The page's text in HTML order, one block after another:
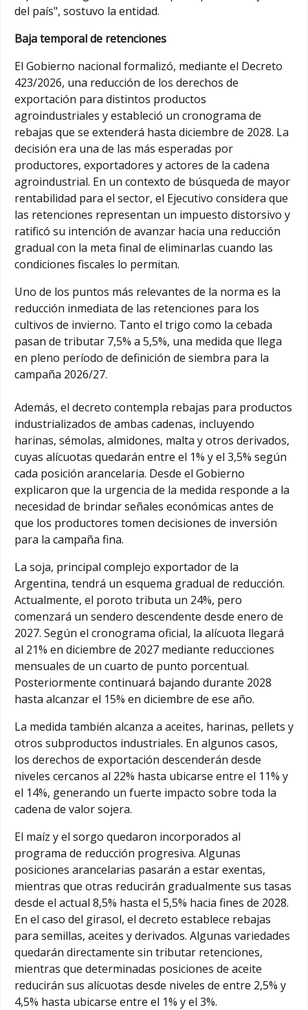
del país", sostuvo la entidad.
Baja temporal de retenciones
El Gobierno nacional formalizó, mediante el Decreto
423/2026, una reducción de los derechos de
exportación para distintos productos
agroindustriales y estableció un cronograma de
rebajas que se extenderá hasta diciembre de 2028. La
decisión era una de las más esperadas por
productores, exportadores y actores de la cadena
agroindustrial. En un contexto de búsqueda de mayor
rentabilidad para el sector, el Ejecutivo considera que
las retenciones representan un impuesto distorsivo y
ratificó su intención de avanzar hacia una reducción
gradual con la meta final de eliminarlas cuando las
condiciones fiscales lo permitan.
Uno de los puntos más relevantes de la norma es la
reducción inmediata de las retenciones para los
cultivos de invierno. Tanto el trigo como la cebada
pasan de tributar 7,5% a 5,5%, una medida que llega
en pleno período de definición de siembra para la
campaña 2026/27.
Además, el decreto contempla rebajas para productos
industrializados de ambas cadenas, incluyendo
harinas, sémolas, almidones, malta y otros derivados,
cuyas alícuotas quedarán entre el 1% y el 3,5% según
cada posición arancelaria. Desde el Gobierno
explicaron que la urgencia de la medida responde a la
necesidad de brindar señales económicas antes de
que los productores tomen decisiones de inversión
para la campaña fina.
La soja, principal complejo exportador de la
Argentina, tendrá un esquema gradual de reducción.
Actualmente, el poroto tributa un 24%, pero
comenzará un sendero descendente desde enero de
2027. Según el cronograma oficial, la alícuota llegará
al 21% en diciembre de 2027 mediante reducciones
mensuales de un cuarto de punto porcentual.
Posteriormente continuará bajando durante 2028
hasta alcanzar el 15% en diciembre de ese año.
La medida también alcanza a aceites, harinas, pellets y
otros subproductos industriales. En algunos casos,
los derechos de exportación descenderán desde
niveles cercanos al 22% hasta ubicarse entre el 11% y
el 14%, generando un fuerte impacto sobre toda la
cadena de valor sojera.
El maíz y el sorgo quedaron incorporados al
programa de reducción progresiva. Algunas
posiciones arancelarias pasarán a estar exentas,
mientras que otras reducirán gradualmente sus tasas
desde el actual 8,5% hasta el 5,5% hacia fines de 2028.
En el caso del girasol, el decreto establece rebajas
para semillas, aceites y derivados. Algunas variedades
quedarán directamente sin tributar retenciones,
mientras que determinadas posiciones de aceite
reducirán sus alícuotas desde niveles de entre 2,5% y
4,5% hasta ubicarse entre el 1% y el 3%.